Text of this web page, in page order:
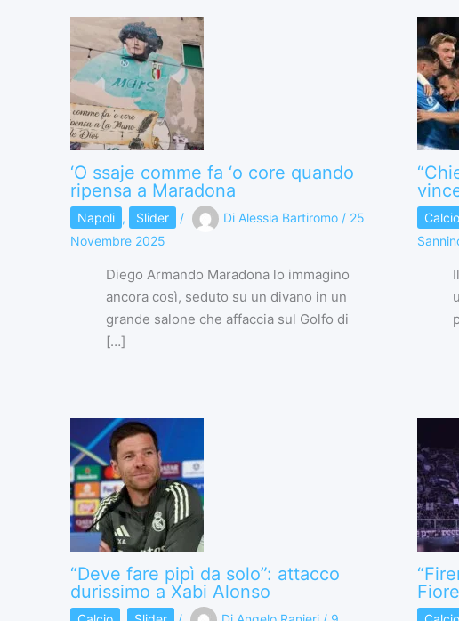
‘O ssaje comme fa ‘o core quando
ripensa a Maradona
Napoli , Slider / Di Alessia Bartiromo / 25
Novembre 2025
Diego Armando Maradona lo immagino
ancora così, seduto su un divano in un
grande salone che affaccia sul Golfo di
[…]
Calcio
“Deve fare pipì da solo”: attacco
durissimo a Xabi Alonso